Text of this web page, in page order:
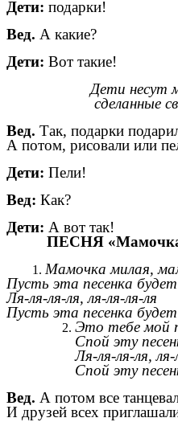
Дети: подарки!
Вед. А какие?
Дети: Вот такие!
Дети несут
сделанные
Вед. Так, подарки
А потом, рисовали или
Дети: Пели!
Вед: Как?
Дети: А вот так!
ПЕСНЯ
Мамочка милая,
Пусть эта песенка
Ля-ля-ля-ля, ля-ля-ля-ля
Пусть эта песенка
Это тебе мой
Спой эту
Ля-ля-ля-ля, ля-
Спой эту
Вед. А потом все
И друзей всех